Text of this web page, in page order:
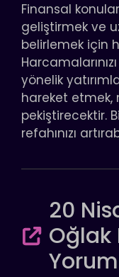
Finansal
geliştirmek ve
belirlemek için
yönelik
hareket etmek,
pekiştirecektir.
refahınızı
20
Oğlak